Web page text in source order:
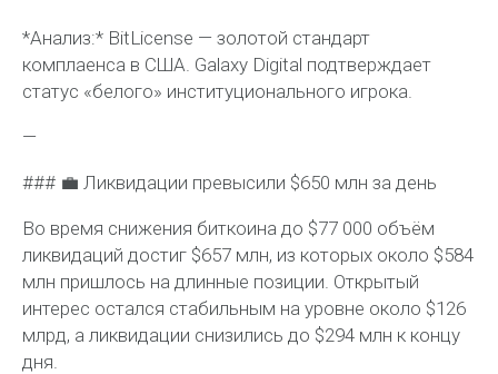
*Анализ:* BitLicense — золотой стандарт
комплаенса в США. Galaxy Digital подтверждает
статус «белого» институционального игрока.
—
### 💼 Ликвидации превысили $650 млн за день
Во время снижения биткоина до $77 000 объём
ликвидаций достиг $657 млн, из которых около $584
млн пришлось на длинные позиции. Открытый
интерес остался стабильным на уровне около $126
млрд, а ликвидации снизились до $294 млн к концу
дня.